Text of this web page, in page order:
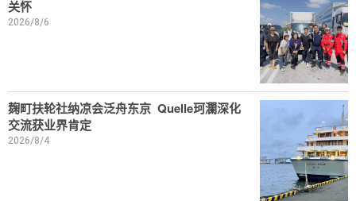
关怀
2026/8/6
麹町扶轮社纳凉会泛舟东京 Quelle珂瀾深化
交流获业界肯定
2026/8/4